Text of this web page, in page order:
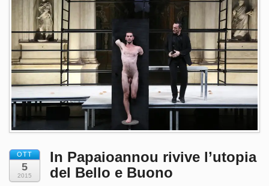
OTT
5
2015
In Papaioannou rivive l’utopia
del Bello e Buono